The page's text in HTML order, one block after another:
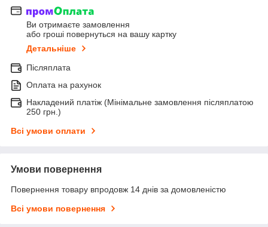
Ви отримаєте замовлення
або гроші повернуться на вашу картку
Детальніше
Післяплата
Оплата на рахунок
Накладений платіж (Мінімальне замовлення післяплатою
250 грн.)
Всі умови оплати
Умови повернення
Повернення товару впродовж 14 днів за домовленістю
Всі умови повернення